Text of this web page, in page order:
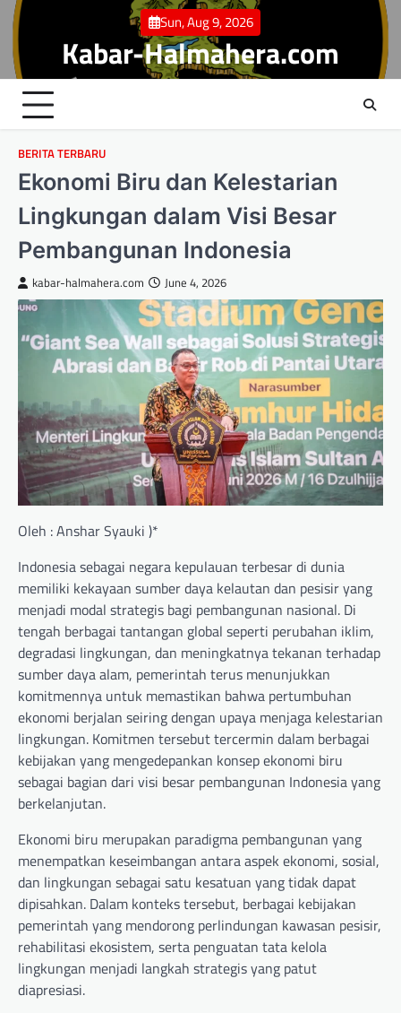
Skip
content
Sun, Aug 9, 2026
Kabar-Halmahera.com
BERITA TERBARU
Ekonomi Biru dan Kelestarian
Lingkungan dalam Visi Besar
Pembangunan Indonesia
kabar-halmahera.com June 4, 2026
Oleh : Anshar Syauki )*
Indonesia sebagai negara kepulauan terbesar di dunia
memiliki kekayaan sumber daya kelautan dan pesisir yang
menjadi modal strategis bagi pembangunan nasional. Di
tengah berbagai tantangan global seperti perubahan iklim,
degradasi lingkungan, dan meningkatnya tekanan terhadap
sumber daya alam, pemerintah terus menunjukkan
komitmennya untuk memastikan bahwa pertumbuhan
ekonomi berjalan seiring dengan upaya menjaga kelestarian
lingkungan. Komitmen tersebut tercermin dalam berbagai
kebijakan yang mengedepankan konsep ekonomi biru
sebagai bagian dari visi besar pembangunan Indonesia yang
berkelanjutan.
Ekonomi biru merupakan paradigma pembangunan yang
menempatkan keseimbangan antara aspek ekonomi, sosial,
dan lingkungan sebagai satu kesatuan yang tidak dapat
dipisahkan. Dalam konteks tersebut, berbagai kebijakan
pemerintah yang mendorong perlindungan kawasan pesisir,
rehabilitasi ekosistem, serta penguatan tata kelola
lingkungan menjadi langkah strategis yang patut
diapresiasi.